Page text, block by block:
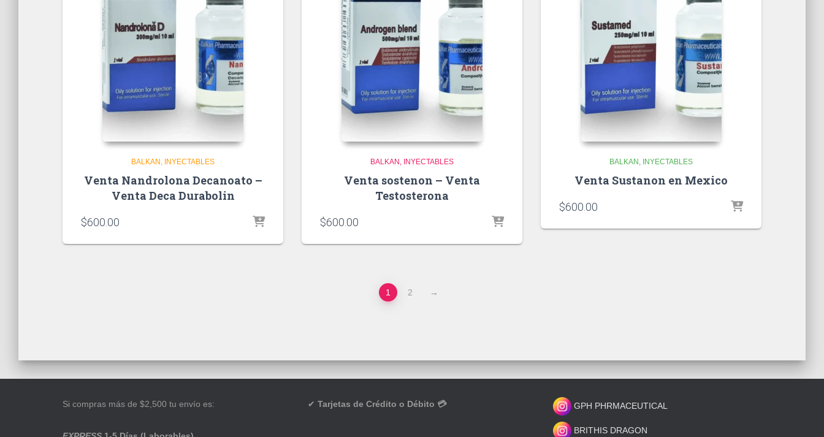
BALKAN INYECTABLES
Venta Nandrolona Decanoato –
Venta Deca Durabolin
$600.00
BALKAN INYECTABLES
Venta sostenon – Venta
Testosterona
$600.00
BALKAN INYECTABLES
Venta Sustanon en Mexico
$600.00
1 2 →
Si compras más de $2,500 tu envío es: ✔ Tarjetas de Crédito o Débito 💳 GPH PHRMACEUTICAL
BRITHIS DRAGON